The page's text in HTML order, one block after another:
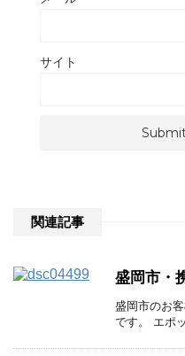
サイト
関連記事
盛岡市・
盛岡市のお
です。 エポ